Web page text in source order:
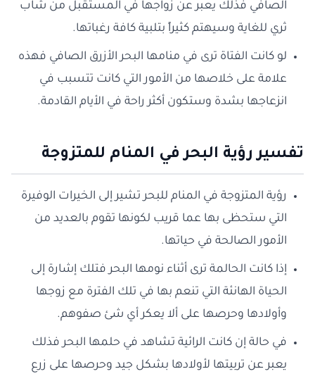
الصافي فذلك يعبر عن زواجها في المستقبل من شاب
ثري للغاية وسيهتم كثيراً بتلبية كافة رغباتها.
لو كانت الفتاة ترى في منامها البحر الأزرق الصافي فهذه
علامة على خلاصها من الأمور التي كانت تتسبب في
انزعاجها بشدة وستكون أكثر راحة في الأيام القادمة.
تفسير رؤية البحر في المنام للمتزوجة
رؤية المتزوجة في المنام للبحر تشير إلى الخيرات الوفيرة
التي ستحظى بها عما قريب لكونها تقوم بالعديد من
الأمور الصالحة في حياتها.
إذا كانت الحالمة ترى أثناء نومها البحر فتلك إشارة إلى
الحياة الهانئة التي تنعم بها في تلك الفترة مع زوجها
وأولادها وحرصها على ألا يعكر أي شئ صفوهم.
في حالة إن كانت الرائية تشاهد في حلمها البحر فذلك
يعبر عن تربيتها لأولادها بشكل جيد وحرصها على زرع